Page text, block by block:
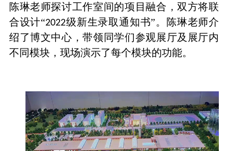
陈琳老师探讨工作室间的项目融合，双方将联
合设计“2022级新生录取通知书”。 陈琳老师介
绍了博文中心，带领同学们参观展厅及展厅内
不同模块，现场演示了每个模块的功能。